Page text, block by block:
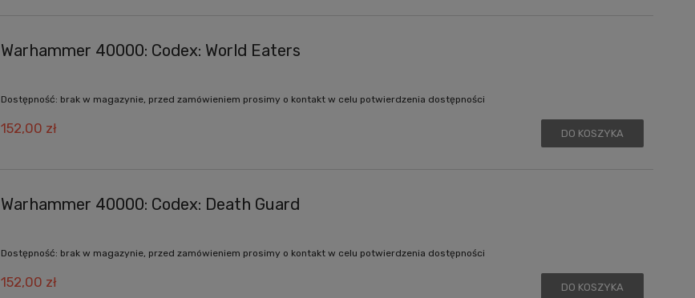
Warhammer 40000: Codex: World Eaters
Dostępność: brak w magazynie, przed zamówieniem prosimy o kontakt w celu potwierdzenia dostępności
152,00 zł DO KOSZYKA
Warhammer 40000: Codex: Death Guard
Dostępność: brak w magazynie, przed zamówieniem prosimy o kontakt w celu potwierdzenia dostępności
152,00 zł DO KOSZYKA